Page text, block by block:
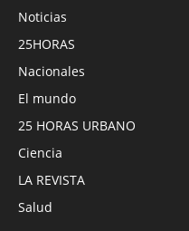
Noticias
25HORAS
Nacionales
El mundo
25 HORAS URBANO
Ciencia
LA REVISTA
Salud